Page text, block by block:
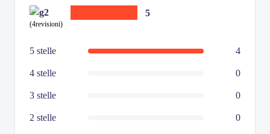
5
(4revisioni)
5 stelle 4
4 stelle 0
3 stelle 0
2 stelle 0